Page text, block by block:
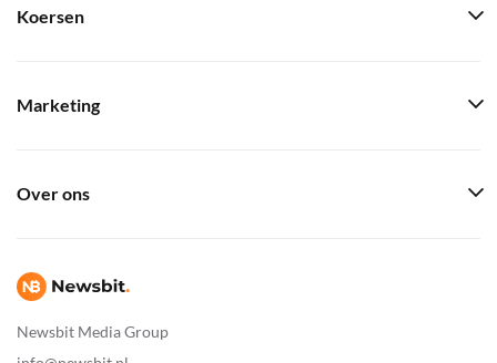
Newsbit Media Group
Koersen
Marketing
Over ons